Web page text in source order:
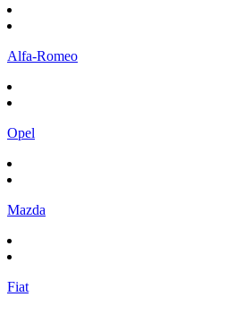
Alfa-Romeo
Opel
Mazda
Fiat